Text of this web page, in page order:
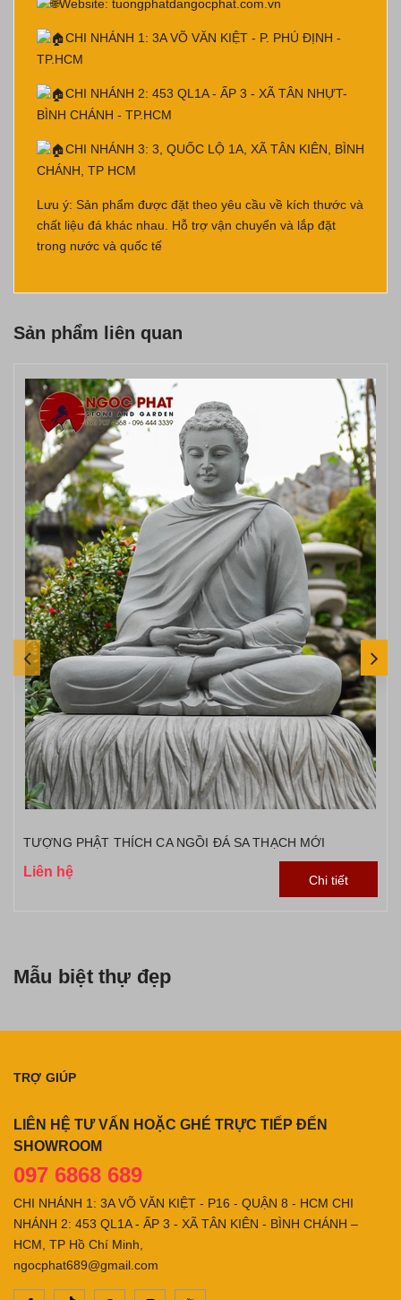
Website: tuongphatdangocphat.com.vn
CHI NHÁNH 1: 3A VÕ VĂN KIỆT - P. PHÚ ĐỊNH -
TP.HCM
CHI NHÁNH 2: 453 QL1A - ẤP 3 - XÃ TÂN NHỰT-
BÌNH CHÁNH - TP.HCM
CHI NHÁNH 3: 3, QUỐC LỘ 1A, XÃ TÂN KIÊN, BÌNH
CHÁNH, TP HCM
Lưu ý: Sản phẩm được đặt theo yêu cầu về kích thước và
chất liệu đá khác nhau. Hỗ trợ vận chuyển và lắp đặt
trong nước và quốc tế
Sản phẩm liên quan
TƯỢNG PHẬT THÍCH CA NGỒI ĐÁ SA THẠCH MỚI
Liên hệ
Chi tiết
Mẫu biệt thự đẹp
TRỢ GIÚP
LIÊN HỆ TƯ VẤN HOẶC GHÉ TRỰC TIẾP ĐẾN
SHOWROOM
097 6868 689
CHI NHÁNH 1: 3A VÕ VĂN KIỆT - P16 - QUẬN 8 - HCM CHI
NHÁNH 2: 453 QL1A - ẤP 3 - XÃ TÂN KIÊN - BÌNH CHÁNH –
HCM, TP Hồ Chí Minh,
ngocphat689@gmail.com